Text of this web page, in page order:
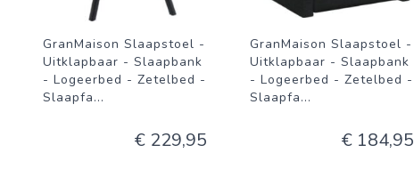
GranMaison Slaapstoel -
Uitklapbaar - Slaapbank
- Logeerbed - Zetelbed -
Slaapfa...
€ 229,95
GranMaison Slaapstoel -
Uitklapbaar - Slaapbank
- Logeerbed - Zetelbed -
Slaapfa...
€ 184,95